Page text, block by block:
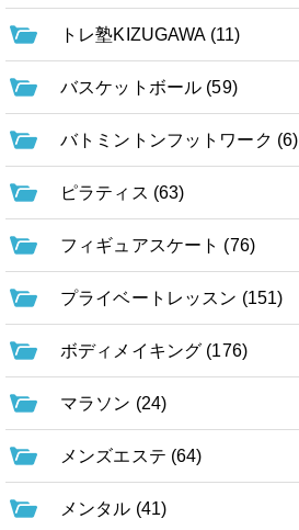
トレ塾KIZUGAWA (11)
バスケットボール (59)
バトミントンフットワーク (6)
ピラティス (63)
フィギュアスケート (76)
プライベートレッスン (151)
ボディメイキング (176)
マラソン (24)
メンズエステ (64)
メンタル (41)